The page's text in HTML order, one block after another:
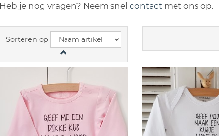
Heb je nog vragen? Neem snel contact met ons op.
Sorteren op